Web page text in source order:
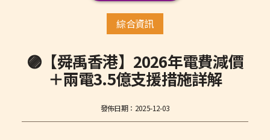
綜合資訊
🟣【舜禹香港】2026年電費減價
＋兩電3.5億支援措施詳解
發佈日期： 2025-12-03